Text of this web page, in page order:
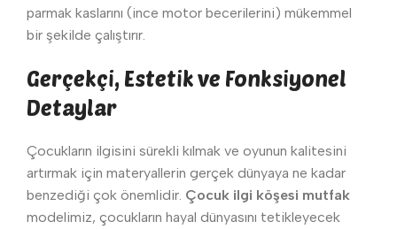
parmak kaslarını (ince motor becerilerini) mükemmel
bir şekilde çalıştırır.
Gerçekçi, Estetik ve Fonksiyonel
Detaylar
Çocukların ilgisini sürekli kılmak ve oyunun kalitesini
artırmak için materyallerin gerçek dünyaya ne kadar
benzediği çok önemlidir. Çocuk ilgi köşesi mutfak
modelimiz, çocukların hayal dünyasını tetikleyecek